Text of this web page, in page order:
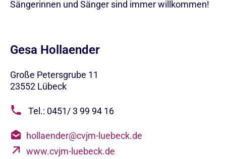
Sängerinnen und Sänger sind immer willkommen!
Gesa Hollaender
Große Petersgrube 11
23552 Lübeck
Tel.: 0451/ 3 99 94 16
hollaender@cvjm-luebeck.de
www.cvjm-luebeck.de